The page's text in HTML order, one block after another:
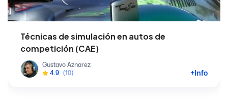
Técnicas de simulación en autos de
competición (CAE)
Gustavo Aznarez
4.9 (10) +Info